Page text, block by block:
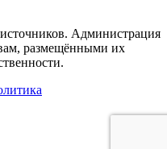
Администрация
размещёнными их